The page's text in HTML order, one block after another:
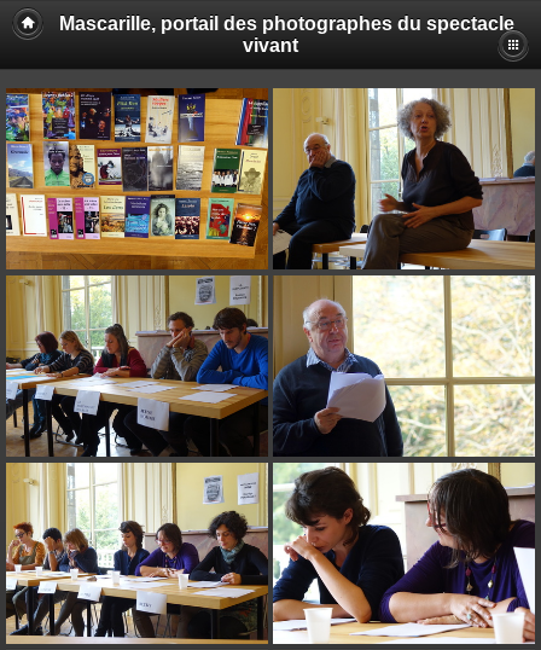
Mascarille, portail des photographes du spectacle
vivant